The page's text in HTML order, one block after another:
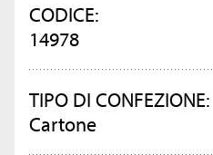
CODICE:
14978
TIPO DI CONFEZIONE:
Cartone